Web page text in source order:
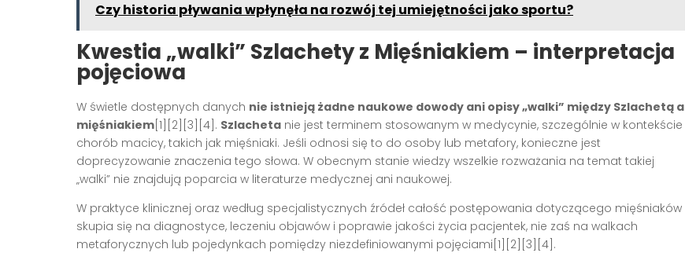
Czy historia pływania wpłynęła na rozwój tej umiejętności jako sportu?
Kwestia „walki” Szlachety z Mięśniakiem – interpretacja
pojęciowa
W świetle dostępnych danych nie istnieją żadne naukowe dowody ani opisy „walki” między Szlachetą a
mięśniakiem [1][2][3][4]. Szlacheta nie jest terminem stosowanym w medycynie, szczególnie w kontekście
chorób macicy, takich jak mięśniaki. Jeśli odnosi się to do osoby lub metafory, konieczne jest
doprecyzowanie znaczenia tego słowa. W obecnym stanie wiedzy wszelkie rozważania na temat takiej
„walki” nie znajdują poparcia w literaturze medycznej ani naukowej.
W praktyce klinicznej oraz według specjalistycznych źródeł całość postępowania dotyczącego mięśniaków
skupia się na diagnostyce, leczeniu objawów i poprawie jakości życia pacjentek, nie zaś na walkach
metaforycznych lub pojedynkach pomiędzy niezdefiniowanymi pojęciami[1][2][3][4].